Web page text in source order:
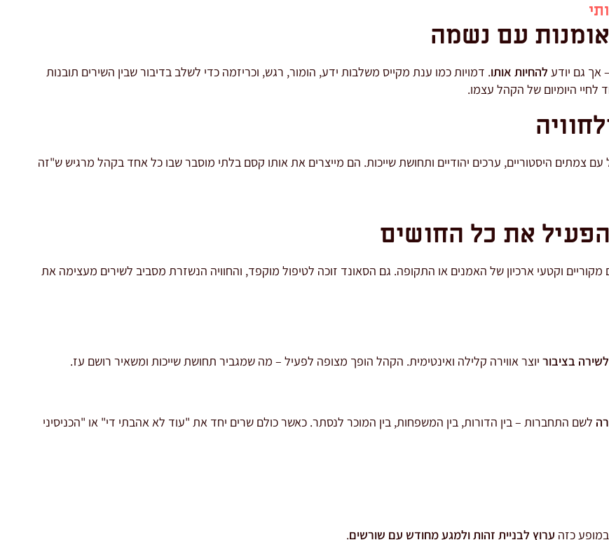
עם נשמה
אך גם יודע להחיות אותו. דמויות כמו ענת מקייס משלבות ידע, הומור, רגש, וכריזמה כדי לשלב בדיבור שבין השירים תובנות
לחיי היומיום של הקהל עצמו.
צמתים היסטוריים, ערכים יהודיים ותחושת שייכות. הם מייצרים את אותו קסם בלתי מוסבר שבו כל אחד בקהל מרגיש ש"זה
את כל החושים
מקוריים וקטעי ארכיון של האמנים או התקופה. גם הסאונד זוכה לטיפול מוקפד, והחוויה הנשזרת מסביב לשירים מעצימה את
בציבור יוצר אווירה קלילה ואינטימית. הקהל הופך מצופה לפעיל – מה שמגביר תחושת שייכות ומשאיר רושם עז.
לשם התחברות – בין הדורות, בין המשפחות, בין המוכר לנסתר. כאשר כולם שרים יחד את "עוד לא אהבתי די" או "הכניסיני
במופע כזה ערוץ לבניית זהות ולמגע מחודש עם שורשים.